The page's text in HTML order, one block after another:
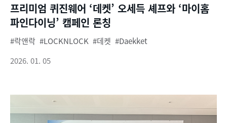
프리미엄 퀴진웨어 ‘데켓’ 오세득 셰프와 ‘마이홈
파인다이닝’ 캠페인 론칭
락앤락 LOCKNLOCK 데켓
Daekket
2026. 01. 05